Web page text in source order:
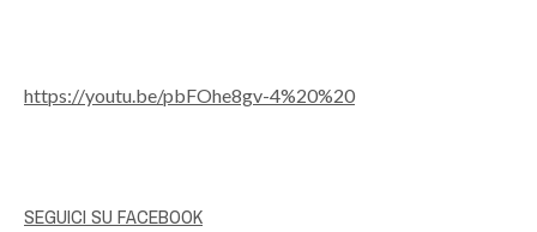
https://youtu.be/pbFOhe8gv-4%20%20
SEGUICI SU FACEBOOK